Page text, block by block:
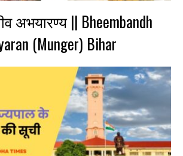
अभयारण्य || Bheembandh
(Munger) Bihar